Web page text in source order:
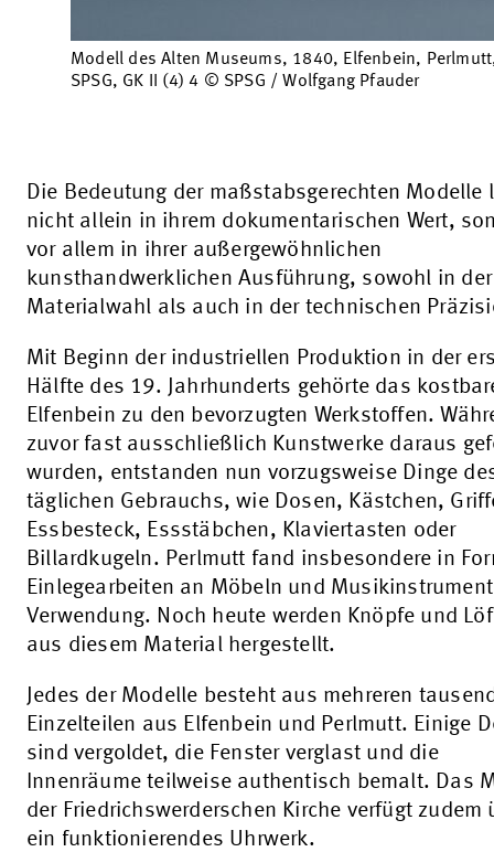
Modell des Alten Museums, 1840, Elfenbein,
SPSG, GK II (4) 4 © SPSG / Wolfgang Pfauder
Die Bedeutung der maßstabsgerechten Modelle
nicht allein in ihrem dokumentarischen Wert,
vor allem in ihrer außergewöhnlichen
kunsthandwerklichen Ausführung, sowohl in der
Materialwahl als auch in der technischen
Mit Beginn der industriellen Produktion in der
Hälfte des 19. Jahrhunderts gehörte das
Elfenbein zu den bevorzugten Werkstoffen.
zuvor fast ausschließlich Kunstwerke daraus
wurden, entstanden nun vorzugsweise Dinge
täglichen Gebrauchs, wie Dosen, Kästchen,
Essbesteck, Essstäbchen, Klaviertasten oder
Billardkugeln. Perlmutt fand insbesondere in
Einlegearbeiten an Möbeln und
Verwendung. Noch heute werden Knöpfe und
aus diesem Material hergestellt.
Jedes der Modelle besteht aus mehreren
Einzelteilen aus Elfenbein und Perlmutt. Einige
sind vergoldet, die Fenster verglast und die
Innenräume teilweise authentisch bemalt. Das
der Friedrichswerderschen Kirche verfügt zudem
ein funktionierendes Uhrwerk.